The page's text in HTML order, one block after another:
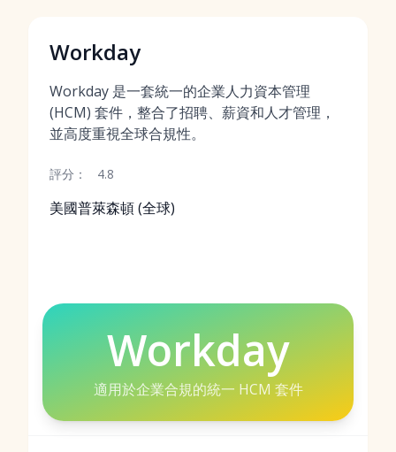
Workday
Workday 是一套統一的企業人力資本管理
(HCM) 套件，整合了招聘、薪資和人才管理，
並高度重視全球合規性。
評分： 4.8
美國普萊森頓 (全球)
Workday
適用於企業合規的統一 HCM 套件